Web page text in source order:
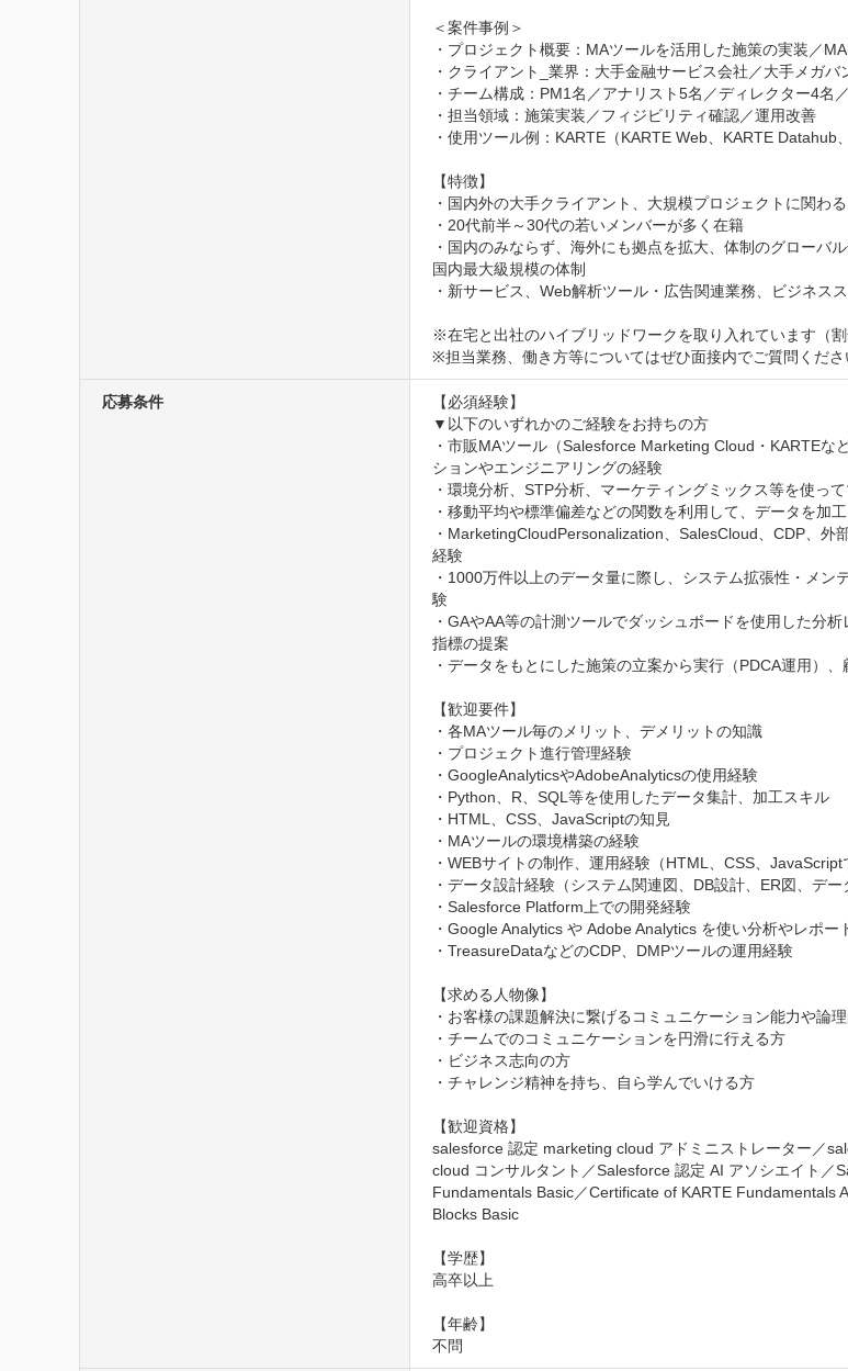
＜案件事例＞
・プロジェクト概要：MAツールを活用した施策の実装／
・クライアント_業界：大手金融サービス会社／大手メガバ
・チーム構成：PM1名／アナリスト5名／ディレクター4
・担当領域：施策実装／フィジビリティ確認／運用改善
・使用ツール例：KARTE（KARTE Web、KARTE
【特徴】
・国内外の大手クライアント、大規模プロジェクトに関わ
・20代前半～30代の若いメンバーが多く在籍
・国内のみならず、海外にも拠点を拡大、体制のグローバ
国内最大級規模の体制
・新サービス、Web解析ツール・広告関連業務、ビジネス
※在宅と出社のハイブリッドワークを取り入れています（割
※担当業務、働き方等についてはぜひ面接内でご質問くだ
応募条件
【必須経験】
▼以下のいずれかのご経験をお持ちの方
・市販MAツール（Salesforce Marketing Cloud・KARTE
ションやエンジニアリングの経験
・環境分析、STP分析、マーケティングミックス等を使っ
・移動平均や標準偏差などの関数を利用して、データを加
・MarketingCloudPersonalization、SalesCloud、CDP、
経験
・1000万件以上のデータ量に際し、システム拡張性・メ
験
・GAやAA等の計測ツールでダッシュボードを使用した分
指標の提案
・データをもとにした施策の立案から実行（PDCA運用）
【歓迎要件】
・各MAツール毎のメリット、デメリットの知識
・プロジェクト進行管理経験
・GoogleAnalyticsやAdobeAnalyticsの使用経験
・Python、R、SQL等を使用したデータ集計、加工スキル
・HTML、CSS、JavaScriptの知見
・MAツールの環境構築の経験
・WEBサイトの制作、運用経験（HTML、CSS、JavaScript
・データ設計経験（システム関連図、DB設計、ER図、デー
・Salesforce Platform上での開発経験
・Google Analytics や Adobe Analytics を使い分析やレポー
・TreasureDataなどのCDP、DMPツールの運用経験
【求める人物像】
・お客様の課題解決に繋げるコミュニケーション能力や論
・チームでのコミュニケーションを円滑に行える方
・ビジネス志向の方
・チャレンジ精神を持ち、自ら学んでいける方
【歓迎資格】
salesforce 認定 marketing cloud アドミニストレーター／
cloud コンサルタント／Salesforce 認定 AI アソシエイト
Fundamentals Basic／Certificate of KARTE Fundamentals
Blocks Basic
【学歴】
高卒以上
【年齢】
不問